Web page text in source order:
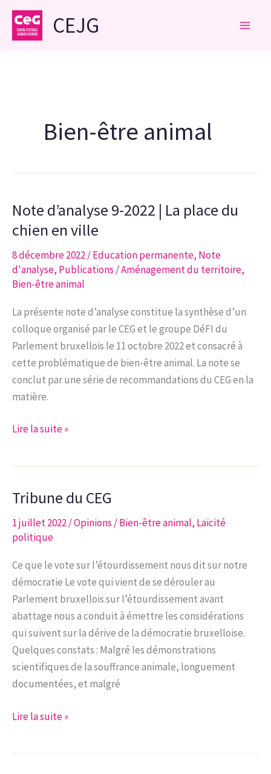
Aller
contenu
CEJG
Bien-être animal
Note d’analyse 9-2022 | La place du
chien en ville
8 décembre 2022/Education permanente, Note
d'analyse, Publications /Aménagement du territoire,
Bien-être animal
La présente note d’analyse constitue la synthèse d’un
colloque organisé par le CEG et le groupe DéFI du
Parlement bruxellois le 11 octobre 2022 et consacré à
cette problématique de bien-être animal. La note se
conclut par une série de recommandations du CEG en la
matière.
Note
|
place
du
chien
en
ville
Lire la suite »
Tribune du CEG
1 juillet 2022/Opinions /Bien-être animal, Laïcité
politique
Ce que le vote sur l’étourdissement nous dit sur notre
démocratie Le vote qui vient de se dérouler au
Parlement bruxellois sur l’étourdissement avant
abattage nous a conduit à émettre les considérations
qui suivent sur la dérive de la démocratie bruxelloise.
Quelques constats : Malgré les démonstrations
scientifiques de la souffrance animale, longuement
documentées, et malgré
Tribune
Lire la suite »